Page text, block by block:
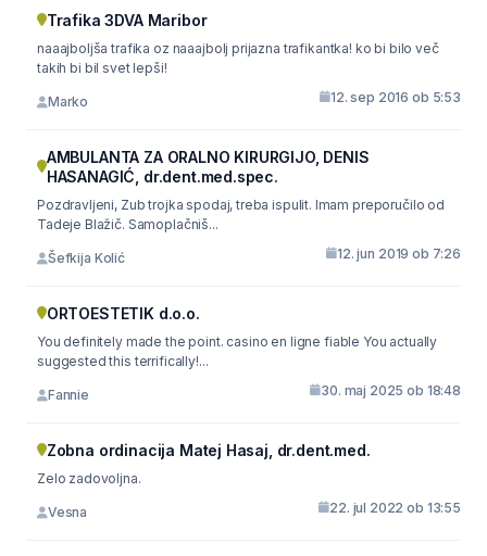
Trafika 3DVA Maribor
naaajboljša trafika oz naaajbolj prijazna trafikantka! ko bi bilo več
takih bi bil svet lepši!
Marko 12. sep 2016 ob 5:53
AMBULANTA ZA ORALNO KIRURGIJO, DENIS
HASANAGIĆ, dr.dent.med.spec.
Pozdravljeni, Zub trojka spodaj, treba ispulit. Imam preporučilo od
Tadeje Blažič. Samoplačniš...
Šefkija Kolić 12. jun 2019 ob 7:26
ORTOESTETIK d.o.o.
You definitely made the point. casino en ligne fiable You actually
suggested this terrifically!...
Fannie 30. maj 2025 ob 18:48
Zobna ordinacija Matej Hasaj, dr.dent.med.
Zelo zadovoljna.
Vesna 22. jul 2022 ob 13:55